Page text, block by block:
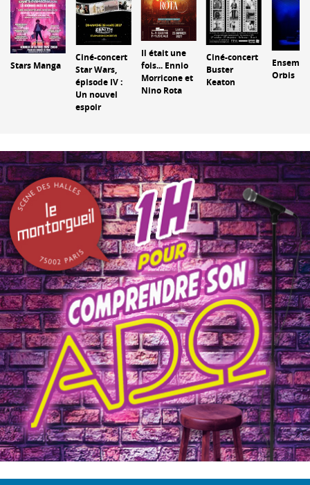
Stars Manga
Ciné-concert
Star Wars,
épisode IV :
Un nouvel
espoir
Il était une
fois... Ennio
Morricone et
Nino Rota
Ciné-concert
Buster
Keaton
Orbis